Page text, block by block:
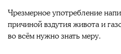
Чрезмерное употребление
причиной вздутия живота и
во всём нужно знать меру.